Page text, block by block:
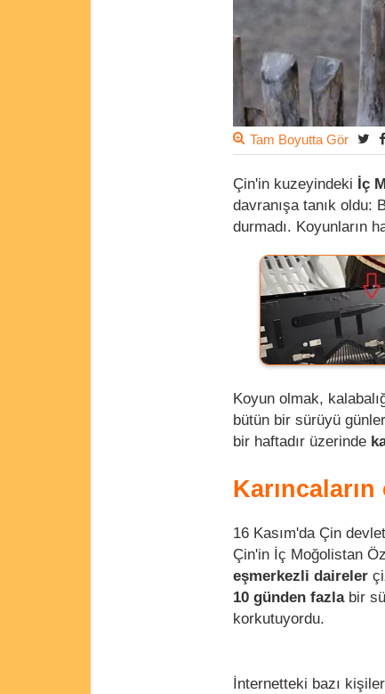
Tam Boyutta Gör
Çin'in kuzeyindeki İç
davranışa tanık oldu:
durmadı. Koyunların
Koyun olmak,
bütün bir sürüyü
bir haftadır üzerinde
16 Kasım'da Çin
Çin'in İç Moğolistan
eşmerkezli daireler
10 günden fazlabir
korkutuyordu.
İnternetteki bazı